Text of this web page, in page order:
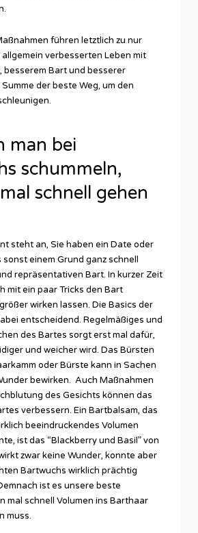
führen letztlich zu nur
allgemein verbesserten Leben mit
besserem Bart und besserer
der beste Weg, um den
bei
schummeln,
schnell gehen
steht an, Sie haben ein Date oder
einem Grund ganz schnell
repräsentativen Bart. In kurzer Zeit
mit ein paar Tricks den Bart
wirken lassen. Die Basics der
entscheidend. Regelmäßiges und
des Bartes sorgt erst mal dafür,
und weicher wird. Das Bürsten
oder Bürste kann in Sachen
bewirken. Auch Maßnahmen
des Gesichts können das
verbessern. Ein Bartbalsam, das
beeindruckendes Volumen
ist das “Blackberry und Basil” von
zwar keine Wunder, konnte aber
Bartwuchs wirklich prächtig
ist es unsere beste
mal schnell Volumen ins Barthaar
muss.